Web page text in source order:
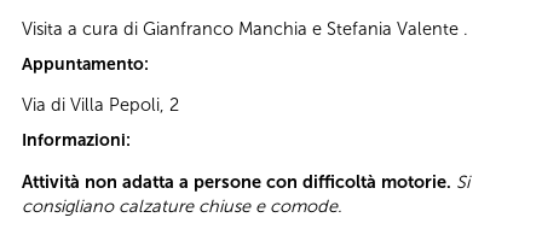
Visita a cura di Gianfranco Manchia e Stefania Valente .
Appuntamento:
Via di Villa Pepoli, 2
Informazioni:
Attività non adatta a persone con difficoltà motorie. Si
consigliano calzature chiuse e comode.